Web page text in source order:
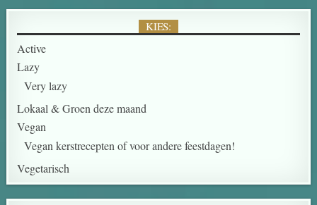
KIES:
Active
Lazy
Very lazy
Lokaal & Groen deze maand
Vegan
Vegan kerstrecepten of voor andere feestdagen!
Vegetarisch